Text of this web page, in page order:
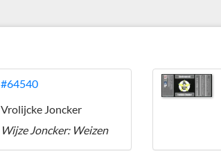
#64540
Vrolijcke Joncker
Wijze Joncker: Weizen